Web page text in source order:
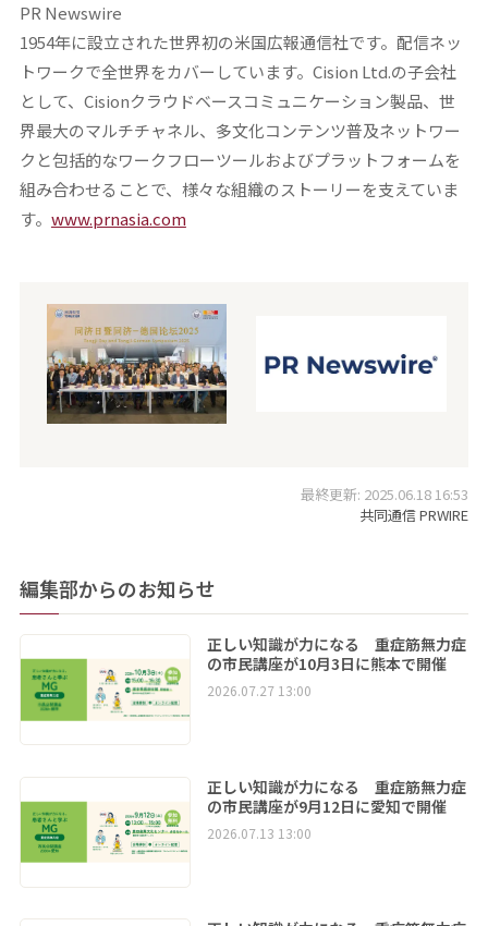
PR Newswire
1954年に設立された世界初の米国広報通信社です。配信ネッ
トワークで全世界をカバーしています。Cision Ltd.の子会社
として、Cisionクラウドベースコミュニケーション製品、世
界最大のマルチチャネル、多文化コンテンツ普及ネットワー
クと包括的なワークフローツールおよびプラットフォームを
組み合わせることで、様々な組織のストーリーを支えていま
す。 www.prnasia.com
最終更新: 2025.06.18 16:53
共同通信 PRWIRE
編集部からのお知らせ
正しい知識が力になる 重症筋無力症
の市民講座が10月3日に熊本で開催
2026.07.27 13:00
正しい知識が力になる 重症筋無力症
の市民講座が9月12日に愛知で開催
2026.07.13 13:00